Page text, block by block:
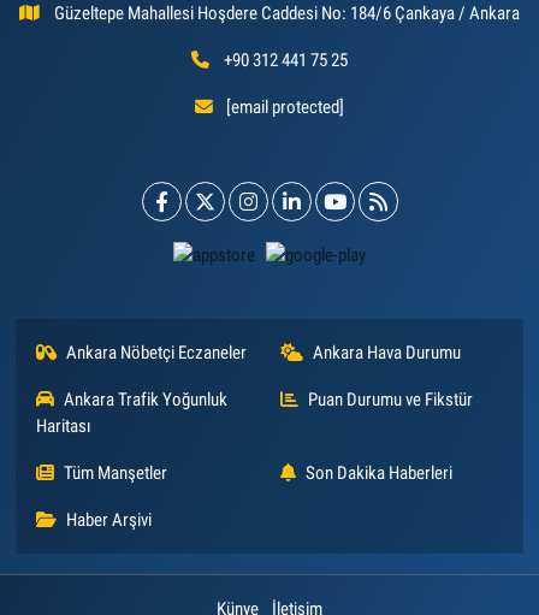
Güzeltepe Mahallesi Hoşdere Caddesi No: 184/6 Çankaya / Ankara
+90 312 441 75 25
[email protected]
Ankara Nöbetçi Eczaneler Ankara Hava Durumu
Ankara Trafik Yoğunluk
Haritası
Puan Durumu ve Fikstür
Tüm Manşetler Son Dakika Haberleri
Haber Arşivi
Künye İletişim